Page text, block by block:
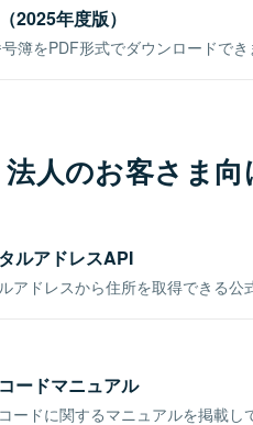
2025年度版）
簿をPDF形式でダウンロードでき
人のお客さま向
ルアドレスAPI
アドレスから住所を取得できる公
ードマニュアル
ードに関するマニュアルを掲載し